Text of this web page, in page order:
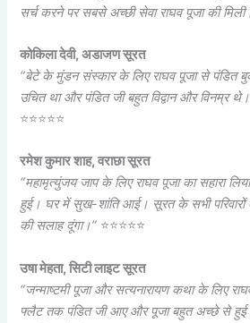
सर्च करने पर सबसे अच्छी सेवा राघव पूजा की
कोकिला देवी, अडाजण सूरत
“बेटे के मुंडन संस्कार के लिए राघव पूजा से पंडित
उचित था और पंडित जी बहुत विद्वान और विनम्र
⭐⭐⭐⭐⭐
रमेश कुमार शाह, वराछा सूरत
“महामृत्युंजय जाप के लिए राघव पूजा का सहारा
हुई। घर में सुख-शांति आई। सूरत के सभी परिवारों
की सलाह दूंगा।” ⭐⭐⭐⭐⭐
उषा मेहता, सिटी लाइट सूरत
“जन्माष्टमी पूजा और सत्यनारायण कथा के लिए
फ्लैट तक पंडित जी आए और पूजा बहुत अच्छे से